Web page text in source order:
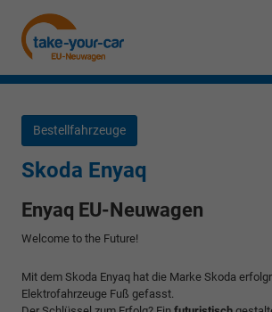
Bestellfahrzeuge
Skoda Enyaq
Enyaq EU-Neuwagen
Welcome to the Future!
Mit dem Skoda Enyaq hat die Marke Skoda
Elektrofahrzeuge Fuß gefasst.